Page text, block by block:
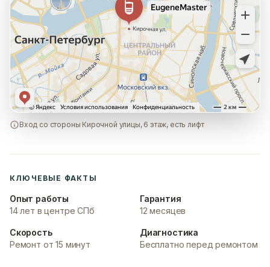
Вход со стороны Кирочной улицы, 6 этаж, есть лифт
КЛЮЧЕВЫЕ ФАКТЫ
Опыт работы
14 лет в центре СПб
Гарантия
12 месяцев
Скорость
Ремонт от 15 минут
Диагностика
Бесплатно перед ремонтом